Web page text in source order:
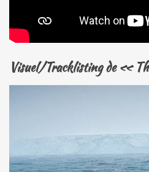
Visuel/Tracklisting de«